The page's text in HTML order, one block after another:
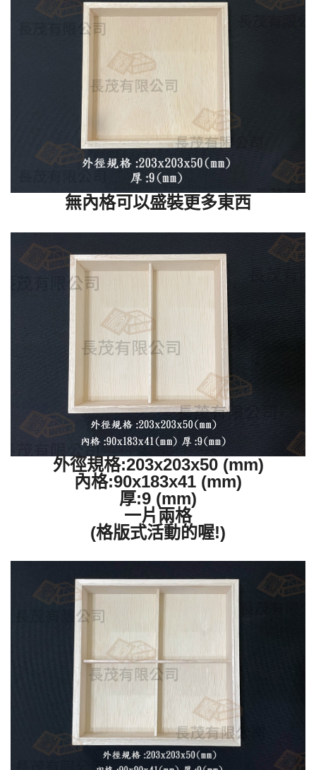
無內格可以盛裝更多東西
外徑規格:203x203x50 (mm)
內格:90x183x41 (mm)
厚:9 (mm)
一片兩格
(格版式活動的喔!)